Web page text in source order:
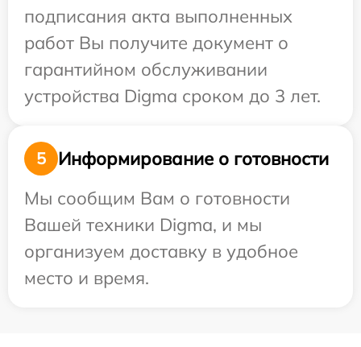
подписания акта выполненных
работ Вы получите документ о
гарантийном обслуживании
устройства Digma сроком до 3 лет.
5
Информирование о готовности
Мы сообщим Вам о готовности
Вашей техники Digma, и мы
организуем доставку в удобное
место и время.